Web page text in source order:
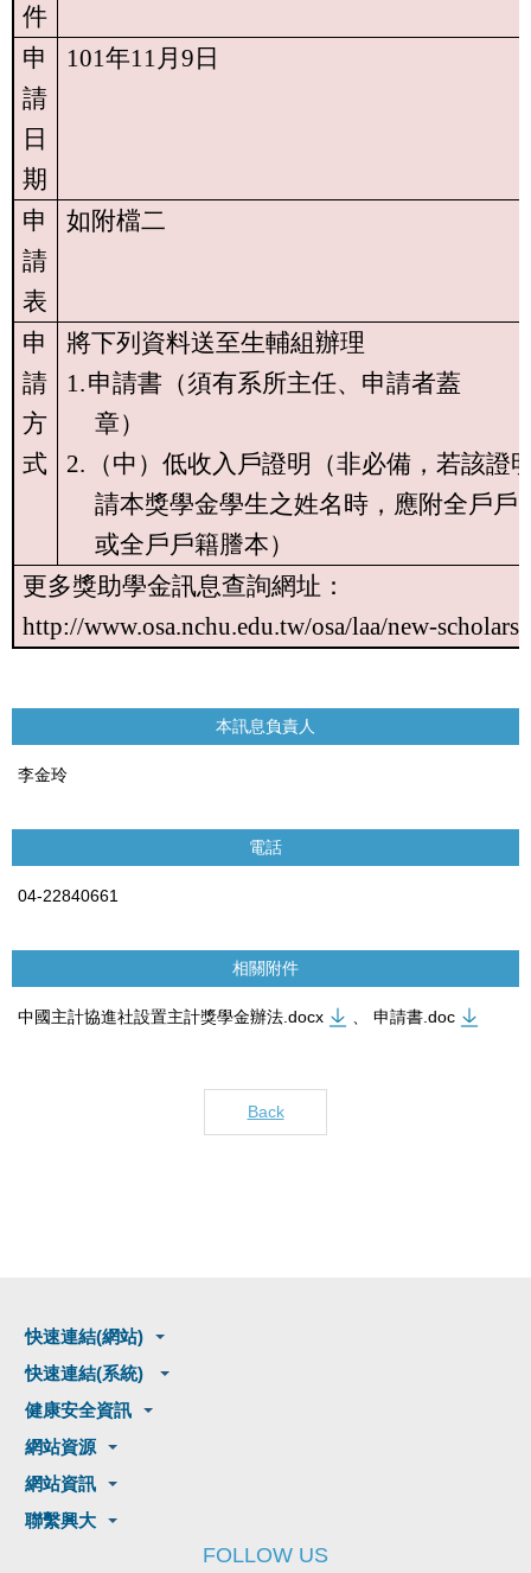
件
申
請
日
期
101年11 月9 日
申
請
表
如附檔二
申
請
方
式
將下列資料送至生輔組辦理
1.申請書（須有系所主任、申請者蓋
章）
2.
（中）低收入戶證明（非必備，若該證
請本獎學金學生之姓名時，應附全戶戶
或全戶戶籍謄本）
更多獎助學金訊息查詢網址：
http://www.osa.nchu.edu.tw/osa/laa/new-
本訊息負責人
李金玲
電話
04-22840661
相關附件
中國主計協進社設置主計獎學金辦法.docx 申請書.doc
Back
快速連結(網站)
快速連結(系統)
健康安全資訊
網站資源
網站資訊
聯繫興大
FOLLOW US